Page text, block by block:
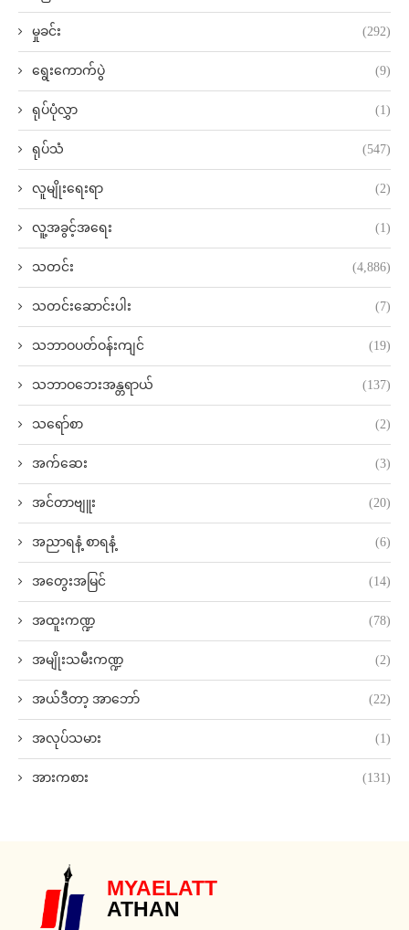
မှုခင်း (292)
ရွေးကောက်ပွဲ (9)
ရုပ်ပုံလွှာ (1)
ရုပ်သံ (547)
လူမျိုးရေးရာ (2)
လူ့အခွင့်အရေး (1)
သတင်း (4,886)
သတင်းဆောင်းပါး (7)
သဘာဝပတ်ဝန်းကျင် (19)
သဘာဝဘေးအန္တရာယ် (137)
သရော်စာ (2)
အက်ဆေး (3)
အင်တာဗျူး (20)
အညာရနံ့ စာရနံ့ (6)
အတွေးအမြင် (14)
အထူးကဏ္ဍ (78)
အမျိုးသမီးကဏ္ဍ (2)
အယ်ဒီတာ့ အာဘော် (22)
အလုပ်သမား (1)
အားကစား (131)
MYAELATT
ATHAN